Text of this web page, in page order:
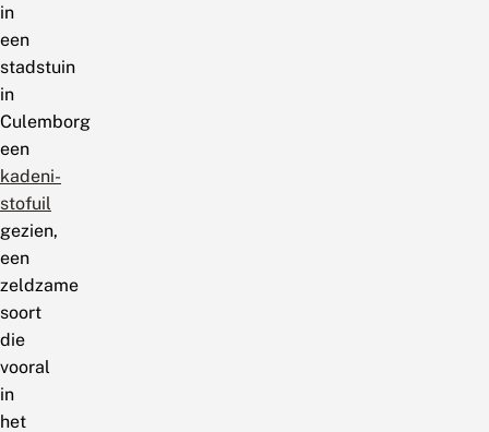
in
een
stadstuin
in
Culemborg
een
kadeni-
stofuil
gezien,
een
zeldzame
soort
die
vooral
in
het